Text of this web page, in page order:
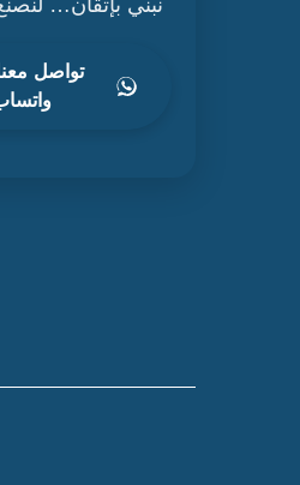
نبني بإتقان…
تواصل